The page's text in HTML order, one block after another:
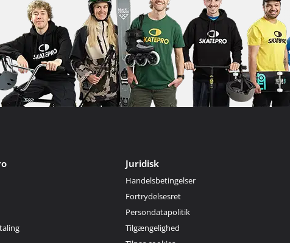
Juridisk
Handelsbetingelser
Fortrydelsesret
Persondatapolitik
Tilgængelighed